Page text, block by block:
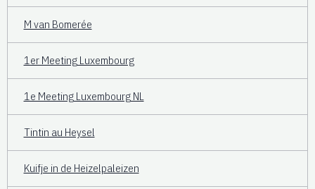
M van Bomerée
1er Meeting Luxembourg
1e Meeting Luxembourg NL
Tintin au Heysel
Kuifje in de Heizelpaleizen